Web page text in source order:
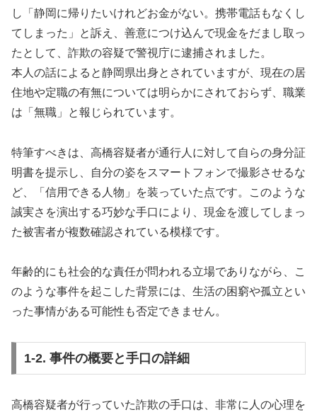
し「静岡に帰りたいけれどお金がない。携帯電話もなくし
てしまった」と訴え、善意につけ込んで現金をだまし取っ
たとして、詐欺の容疑で警視庁に逮捕されました。
本人の話によると静岡県出身とされていますが、現在の居
住地や定職の有無については明らかにされておらず、職業
は「無職」と報じられています。
特筆すべきは、高橋容疑者が通行人に対して自らの身分証
明書を提示し、自分の姿をスマートフォンで撮影させるな
ど、「信用できる人物」を装っていた点です。このような
誠実さを演出する巧妙な手口により、現金を渡してしまっ
た被害者が複数確認されている模様です。
年齢的にも社会的な責任が問われる立場でありながら、こ
のような事件を起こした背景には、生活の困窮や孤立とい
った事情がある可能性も否定できません。
1-2. 事件の概要と手口の詳細
高橋容疑者が行っていた詐欺の手口は、非常に人の心理を